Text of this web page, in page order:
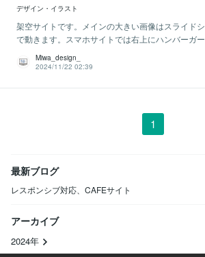
デザイン・イラスト
架空サイトです。メインの大きい画像はスライド
で動きます。スマホサイトでは右上にハンバーガ
Miwa_design_
2024/11/22 02:39
1
最新ブログ
レスポンシブ対応、CAFEサイト
アーカイブ
2024年